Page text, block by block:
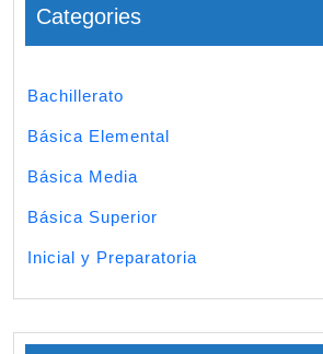
Categories
Bachillerato
Básica Elemental
Básica Media
Básica Superior
Inicial y Preparatoria